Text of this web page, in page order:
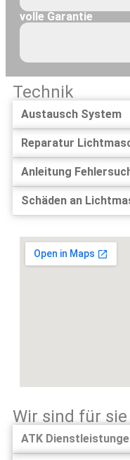
volle Garantie
Technik
Austausch System
Reparatur
Anleitung
Schäden an
Wir sind für sie
ATK